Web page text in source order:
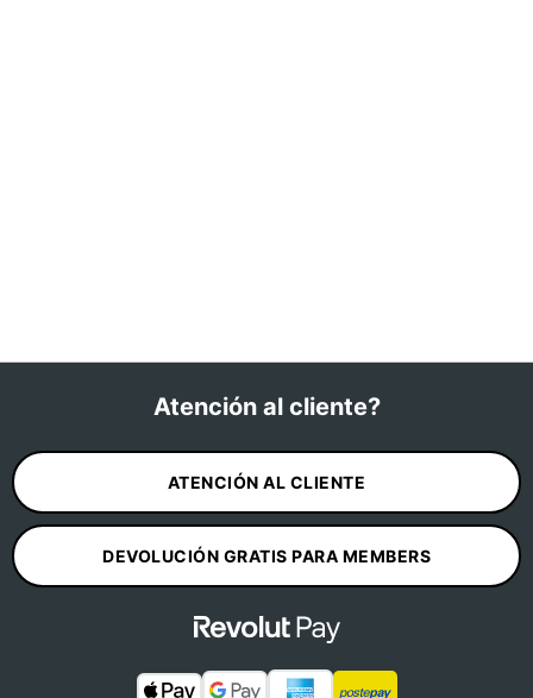
Atención al cliente?
ATENCIÓN AL CLIENTE
DEVOLUCIÓN GRATIS PARA MEMBERS